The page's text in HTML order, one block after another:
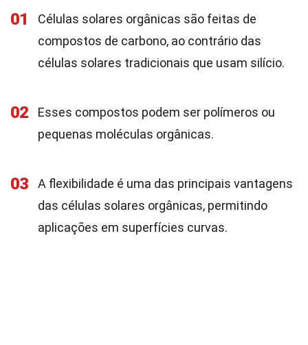
01
Células solares orgânicas são feitas de
compostos de carbono, ao contrário das
células solares tradicionais que usam silício.
02
Esses compostos podem ser polímeros ou
pequenas moléculas orgânicas.
03
A flexibilidade é uma das principais vantagens
das células solares orgânicas, permitindo
aplicações em superfícies curvas.